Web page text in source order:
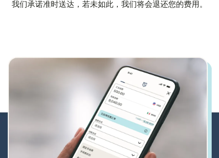
我们承诺准时送达，若未如此，我们将会退还您的费用。